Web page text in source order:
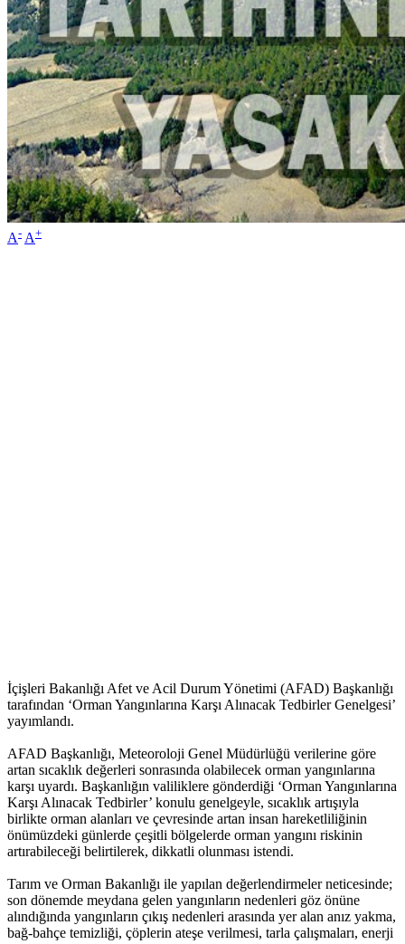
A- A+
İçişleri Bakanlığı Afet ve Acil Durum Yönetimi (AFAD) Başkanlığı
tarafından ‘Orman Yangınlarına Karşı Alınacak Tedbirler Genelgesi’
yayımlandı.
AFAD Başkanlığı, Meteoroloji Genel Müdürlüğü verilerine göre
artan sıcaklık değerleri sonrasında olabilecek orman yangınlarına
karşı uyardı. Başkanlığın valiliklere gönderdiği ‘Orman Yangınlarına
Karşı Alınacak Tedbirler’ konulu genelgeyle, sıcaklık artışıyla
birlikte orman alanları ve çevresinde artan insan hareketliliğinin
önümüzdeki günlerde çeşitli bölgelerde orman yangını riskinin
artırabileceği belirtilerek, dikkatli olunması istendi.
Tarım ve Orman Bakanlığı ile yapılan değerlendirmeler neticesinde;
son dönemde meydana gelen yangınların nedenleri göz önüne
alındığında yangınların çıkış nedenleri arasında yer alan anız yakma,
bağ-bahçe temizliği, çöplerin ateşe verilmesi, tarla çalışmaları, enerji